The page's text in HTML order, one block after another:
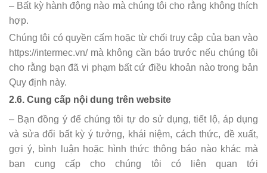
– Bất kỳ hành động nào mà chúng tôi cho rằng không thích
hợp.
Chúng tôi có quyền cấm hoặc từ chối truy cập của bạn vào
https://intermec.vn/ mà không cần báo trước nếu chúng tôi
cho rằng bạn đã vi phạm bất cứ điều khoản nào trong bản
Quy định này.
2.6. Cung cấp nội dung trên website
– Bạn đồng ý để chúng tôi tự do sử dụng, tiết lộ, áp dụng
và sửa đổi bất kỳ ý tưởng, khái niệm, cách thức, đề xuất,
gợi ý, bình luận hoặc hình thức thông báo nào khác mà
bạn cung cấp cho chúng tôi có liên quan tới